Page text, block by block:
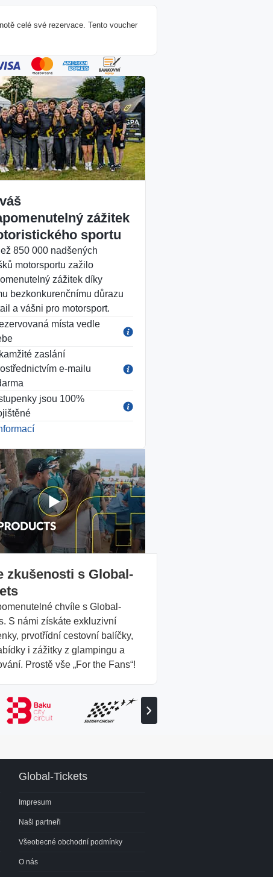
celé své rezervace. Tento voucher
zážitek
sportu
850 000 nadšených
motorsportu zažilo
zážitek díky
bezkonkurenčnímu důrazu
a vášni pro motorsport.
místa vedle
zaslání
e-mailu
jsou 100%
zkušenosti s Global-
chvíle s Global-
S námi získáte exkluzivní
prvotřídní cestovní balíčky,
i zážitky z glampingu a
Prostě vše „For the Fans“!
Zobrazit
následujícího
Global-Tickets
Impresum
Naši partneři
Všeobecné obchodní podmínky
O nás